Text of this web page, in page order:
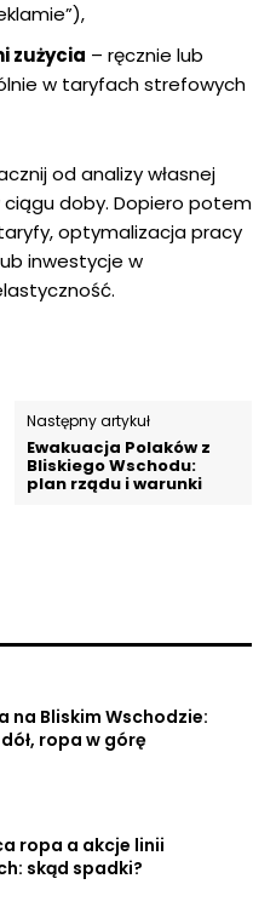
zużycia – ręcznie lub
w taryfach strefowych
od analizy własnej
ciągu doby. Dopiero potem
optymalizacja pracy
inwestycje w
Następny artykuł
Ewakuacja Polaków z
Bliskiego Wschodu:
plan rządu i warunki
na Bliskim Wschodzie:
ropa w górę
ropa a akcje linii
skąd spadki?